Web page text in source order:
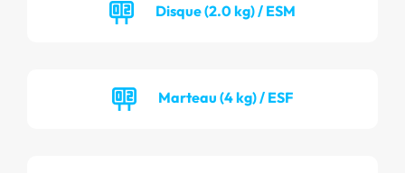
Disque (2.0 kg) / ESM
Marteau (4 kg) / ESF